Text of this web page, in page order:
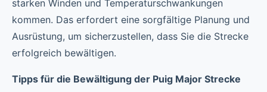
starken Winden und Temperaturschwankungen
kommen. Das erfordert eine sorgfältige Planung und
Ausrüstung, um sicherzustellen, dass Sie die Strecke
erfolgreich bewältigen.
Tipps für die Bewältigung der Puig Major Strecke